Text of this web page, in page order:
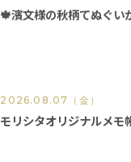
🍁濱文様の秋柄てぬぐい
2026.08.07 （金）
モリシタオリジナルメモ